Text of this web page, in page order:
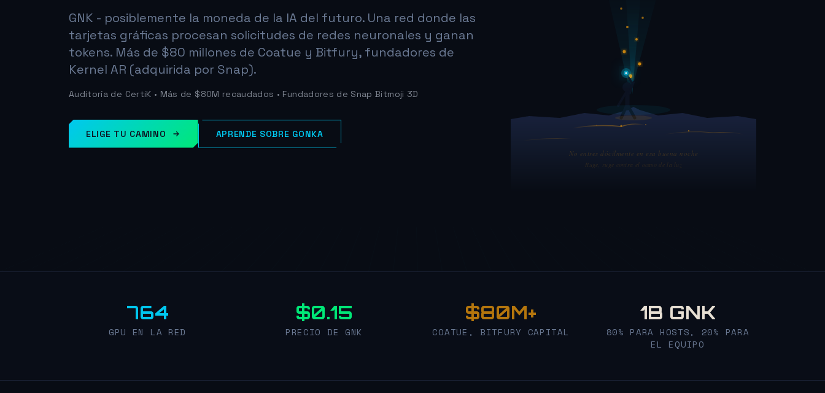
GNK - posiblemente la moneda de la IA del futuro. Una red donde las
tarjetas gráficas procesan solicitudes de redes neuronales y ganan
tokens. Más de $80 millones de Coatue y Bitfury, fundadores de
Kernel AR (adquirida por Snap).
Auditoría de CertiK • Más de $80M recaudados • Fundadores de Snap Bitmoji 3D
ELIGE TU CAMINO APRENDE SOBRE GONKA
No entres dócilmente en esa buena noche
Ruge, ruge contra el ocaso de la luz
764
GPU EN LA RED
$0.15
PRECIO DE GNK
$80M+
COATUE, BITFURY CAPITAL
1B GNK
80% PARA HOSTS, 20% PARA
EL EQUIPO